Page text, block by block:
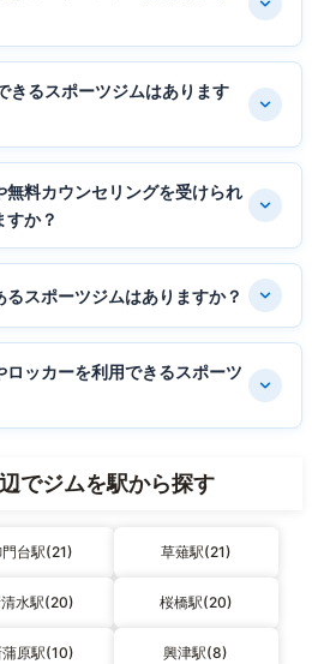
きるスポーツジムはあります
料カウンセリングを受けられ
すか？
スポーツジムはありますか？
ッカーを利用できるスポーツ
でジムを駅から探す
門台駅(21) 草薙駅(21)
水駅(20) 桜橋駅(20)
原駅(10) 興津駅(8)